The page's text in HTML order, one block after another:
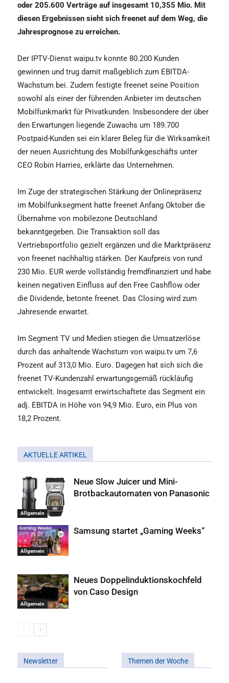
oder 205.600 Verträge auf insgesamt 10,355 Mio. Mit
diesen Ergebnissen sieht sich freenet auf dem Weg, die
Jahresprognose zu erreichen.
Der IPTV-Dienst waipu.tv konnte 80.200 Kunden
gewinnen und trug damit maßgeblich zum EBITDA-
Wachstum bei. Zudem festigte freenet seine Position
sowohl als einer der führenden Anbieter im deutschen
Mobilfunkmarkt für Privatkunden. Insbesondere der über
den Erwartungen liegende Zuwachs um 189.700
Postpaid-Kunden sei ein klarer Beleg für die Wirksamkeit
der neuen Ausrichtung des Mobilfunkgeschäfts unter
CEO Robin Harries, erklärte das Unternehmen.
Im Zuge der strategischen Stärkung der Onlinepräsenz
im Mobilfunksegment hatte freenet Anfang Oktober die
Übernahme von mobilezone Deutschland
bekanntgegeben. Die Transaktion soll das
Vertriebsportfolio gezielt ergänzen und die Marktpräsenz
von freenet nachhaltig stärken. Der Kaufpreis von rund
230 Mio. EUR werde vollständig fremdfinanziert und habe
keinen negativen Einfluss auf den Free Cashflow oder
die Dividende, betonte freenet. Das Closing wird zum
Jahresende erwartet.
Im Segment TV und Medien stiegen die Umsatzerlöse
durch das anhaltende Wachstum von waipu.tv um 7,6
Prozent auf 313,0 Mio. Euro. Dagegen hat sich sich die
freenet TV-Kundenzahl erwartungsgemäß rückläufig
entwickelt. Insgesamt erwirtschaftete das Segment ein
adj. EBITDA in Höhe von 94,9 Mio. Euro, ein Plus von
18,2 Prozent.
AKTUELLE ARTIKEL
Allgemein
Neue Slow Juicer und Mini-
Brotbackautomaten von Panasonic
Allgemein
Samsung startet „Gaming Weeks“
Allgemein
Neues Doppelinduktionskochfeld
von Caso Design
Newsletter Themen der Woche